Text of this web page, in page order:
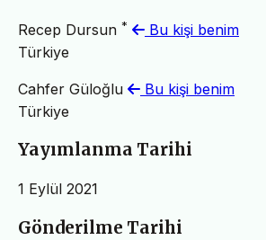
Recep Dursun *
Bu kişi benim
Türkiye
Cahfer Güloğlu
Bu kişi benim
Türkiye
Yayımlanma Tarihi
1 Eylül 2021
Gönderilme Tarihi